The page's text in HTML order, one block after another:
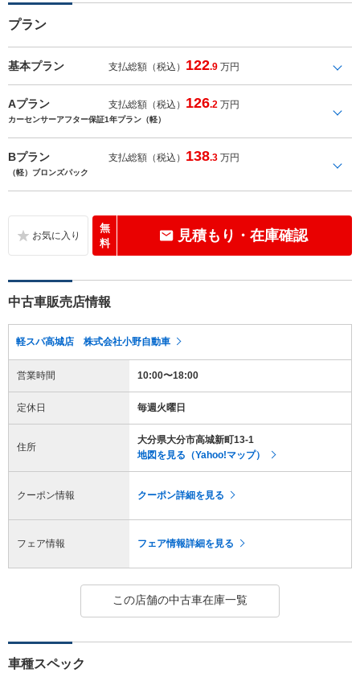
プラン
基本プラン 支払総額（税込） 122.9 万円
Aプラン 支払総額（税込） 126.2 万円
カーセンサーアフター保証1年プラン（軽）
Bプラン 支払総額（税込） 138.3 万円
（軽）ブロンズパック
無
料
見積もり・在庫確認
中古車販売店情報
軽スパ高城店 株式会社小野自動車
営業時間 10:00〜18:00
定休日 毎週火曜日
住所
大分県大分市高城新町13-1
地図を見る（Yahoo!マップ）
クーポン情報 クーポン詳細を見る
フェア情報 フェア情報詳細を見る
この店舗の中古車在庫一覧
車種スペック